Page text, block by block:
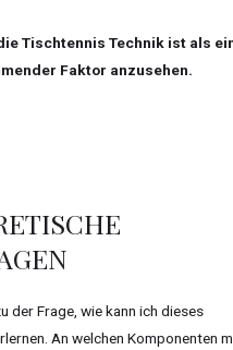
Tischtennis Technik ist als
Faktor anzusehen.
der Frage, wie kann ich dieses
An welchen Komponenten